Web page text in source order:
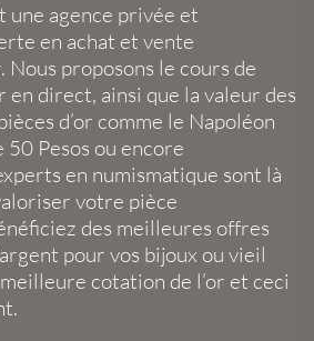
une agence privée et
en achat et vente
. Nous proposons le cours de
en direct, ainsi que la valeur des
d’or comme le Napoléon
50 Pesos ou encore
en numismatique sont là
votre pièce
des meilleures offres
pour vos bijoux ou vieil
meilleure cotation de l’or et ceci